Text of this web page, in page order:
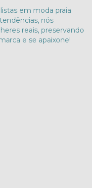
em moda praia
nós
reais, preservando
e se apaixone!